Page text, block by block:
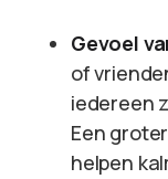
Gevoel
of
iedereen
Een
helpen